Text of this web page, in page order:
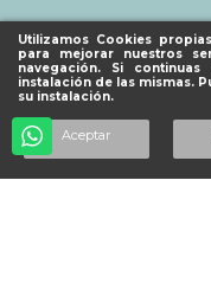
Utilizamos Cookies
para mejorar nuestros
navegación. Si
instalación de las mismas.
su instalación.
Aceptar
NEWSLETTER